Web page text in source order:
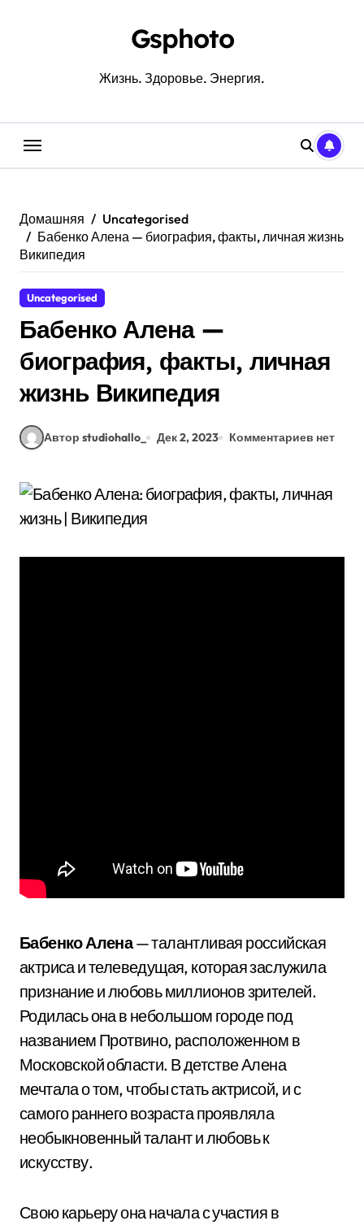
Gsphoto
Жизнь. Здоровье. Энергия.
Домашняя
Uncategorised
Бабенко Алена — биография, факты, личная жизнь
Википедия
Uncategorised
Бабенко Алена —
биография, факты, личная
жизнь Википедия
Автор studiohallo_ Дек 2, 2023 Комментариев нет
Бабенко Алена— талантливая российская
актриса и телеведущая, которая заслужила
признание и любовь миллионов зрителей.
Родилась она в небольшом городе под
названием Протвино, расположенном в
Московской области. В детстве Алена
мечтала о том, чтобы стать актрисой, и с
самого раннего возраста проявляла
необыкновенный талант и любовь к
искусству.
Свою карьеру она начала с участия в